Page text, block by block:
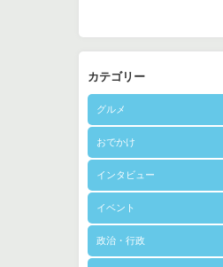
カテゴリー
グルメ
おでかけ
インタビュー
イベント
政治・行政